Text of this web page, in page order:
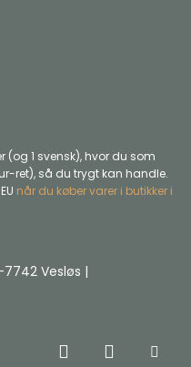
1 svensk), hvor du som
ret), så du trygt kan handle.
når du køber varer i butikker i
7742 Vesløs |